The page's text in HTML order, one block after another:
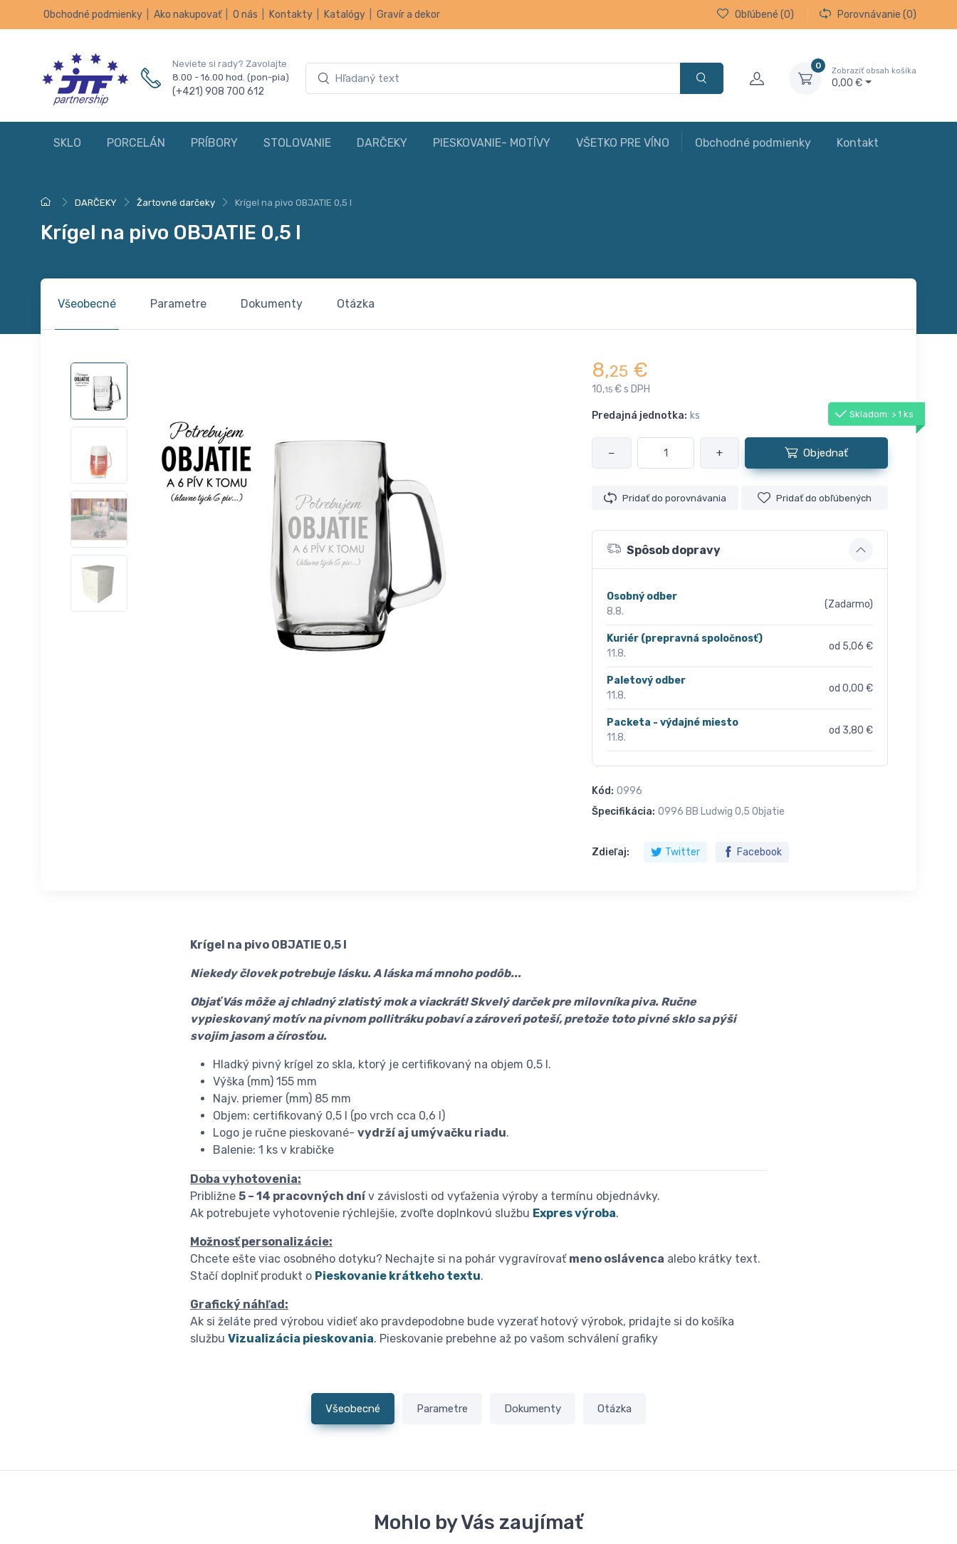
Obchodné podmienky Ako nakupovať O nás Kontakty Katalógy Gravír a dekor Obľúbené (0) Porovnávanie (0)
Neviete si rady? Zavolajte
8.00 - 16.00 hod. (pon-pia)
(+421) 908 700 612
0
Zobraziť obsah košíka
0,00 €
SKLO PORCELÁN PRÍBORY STOLOVANIE DARČEKY PIESKOVANIE- MOTÍVY VŠETKO PRE VÍNO Obchodné podmienky Kontakt
DARČEKY Žartovné darčeky Krígel na pivo OBJATIE 0,5 l
Krígel na pivo OBJATIE 0,5 l
Všeobecné Parametre Dokumenty Otázka
8,25 €
10,15 € s DPH
Predajná jednotka: ks Skladom: > 1 ks
− + Objednať
Pridať do porovnávania Pridať do obľúbených
Spôsob dopravy
Osobný odber
8.8.
(Zadarmo)
Kuriér (prepravná spoločnosť)
11.8.
od 5,06 €
Paletový odber
11.8.
od 0,00 €
Packeta - výdajné miesto
11.8.
od 3,80 €
Kód: 0996
Špecifikácia: 0996 BB Ludwig 0,5 Objatie
Zdieľaj: Twitter Facebook
Krígel na pivo OBJATIE 0,5 l
Niekedy človek potrebuje lásku. A láska má mnoho podôb...
Objať Vás môže aj chladný zlatistý mok a viackrát! Skvelý darček pre milovníka piva. Ručne
vypieskovaný motív na pivnom pollitráku pobaví a zároveń poteší, pretože toto pivné sklo sa pýši
svojim jasom a čírosťou.
Hladký pivný krígel zo skla, ktorý je certifikovaný na objem 0,5 l.
Výška (mm) 155 mm
Najv. priemer (mm) 85 mm
Objem: certifikovaný 0,5 l (po vrch cca 0,6 l)
Logo je ručne pieskované- vydrží aj umývačku riadu.
Balenie: 1 ks v krabičke
Doba vyhotovenia:
Približne 5 – 14 pracovných dnív závislosti od vyťaženia výroby a termínu objednávky.
Ak potrebujete vyhotovenie rýchlejšie, zvoľte doplnkovú službu Expres výroba.
Možnosť personalizácie:
Chcete ešte viac osobného dotyku? Nechajte si na pohár vygravírovať meno oslávenca alebo krátky text.
Stačí doplniť produkt o Pieskovanie krátkeho textu.
Grafický náhľad:
Ak si želáte pred výrobou vidieť ako pravdepodobne bude vyzerať hotový výrobok, pridajte si do košíka
službu Vizualizácia pieskovania. Pieskovanie prebehne až po vašom schválení grafiky
Všeobecné Parametre Dokumenty Otázka
Mohlo by Vás zaujímať